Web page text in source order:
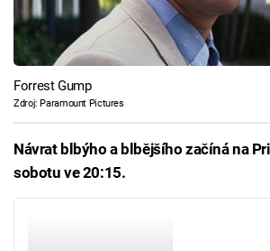
Forrest Gump
Zdroj: Paramount Pictures
Návrat blbýho a blbějšího začíná na
sobotu ve 20:15.